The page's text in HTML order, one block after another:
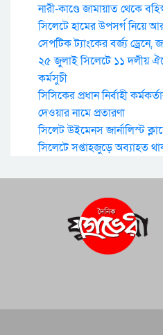
নারী-কাণ্ডে জামায়াত থেকে
সিলেটে হামের উপসর্গ নিয়ে
সেপটিক ট্যাংকের বর্জ্য ড্রেনে,
২৫ জুলাই সিলেটে ১১ দলীয়
কর্মসুচী
সিসিকের প্রধান নির্বাহী
দেওয়ার নামে প্রতারণা
সিলেট উইমেনস জার্নালিস্ট
সিলেটে সপ্তাহজুড়ে অব্যাহত